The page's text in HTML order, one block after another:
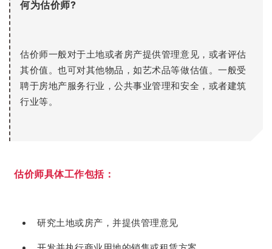
何为估价师?
估价师一般对于土地或者房产提供管理意见，或者评估
其价值。也可对其他物品，如艺术品等做估值。一般受
聘于房地产服务行业，公共事业管理和安全，或者建筑
行业等。
估价师具体工作包括：
研究土地或房产，并提供管理意见